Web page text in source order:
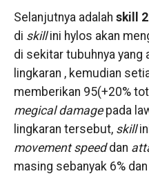
Selanjutnya adalah skill 2
di skillini hylos akan
di sekitar tubuhnya yang
lingkaran , kemudian
memberikan 95(+20%
megical damagepada
lingkaran tersebut, skill
movement speeddan
masing sebanyak 6% dan